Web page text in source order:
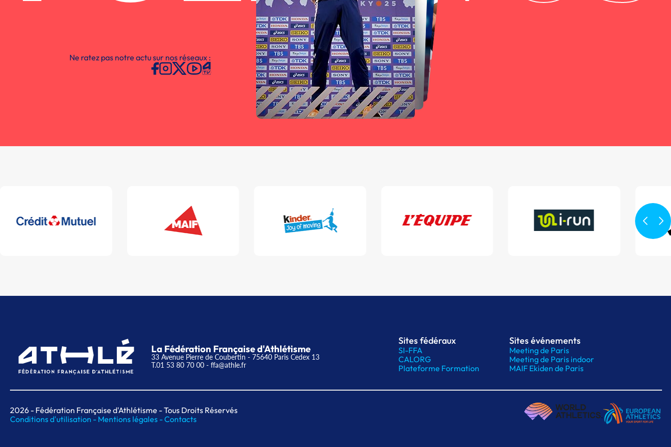
Ne ratez pas notre actu sur nos réseaux :
La Fédération Française d'Athlétisme
33 Avenue Pierre de Coubertin - 75640 Paris Cedex 13
T.01 53 80 70 00 - ffa@athle.fr
Sites fédéraux
SI-FFA
CALORG
Plateforme Formation
Sites événements
Meeting de Paris
Meeting de Paris indoor
MAIF Ekiden de Paris
2026 - Fédération Française d'Athlétisme - Tous Droits Réservés
Conditions d'utilisation - Mentions légales -Contacts